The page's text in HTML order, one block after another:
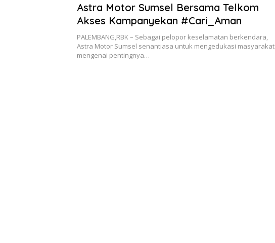
Astra Motor Sumsel Bersama Telkom
Akses Kampanyekan #Cari_Aman
PALEMBANG,RBK – Sebagai pelopor keselamatan berkendara,
Astra Motor Sumsel senantiasa untuk mengedukasi masyarakat
mengenai pentingnya…